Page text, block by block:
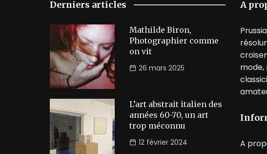
Derniers articles
Mathilde Biron,
Photographier comme
on vit
26 mars 2025
L’art abstrait italien des
années 60-70, un art
trop méconnu
12 février 2024
A
mode,
A